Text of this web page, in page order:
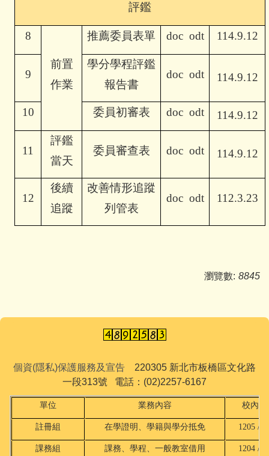
評鑑
8
前置
作業
推薦委員表單 doc odt 114.9.12
9
學分學程評鑑
報告書
doc odt 114.9.12
10 委員初審表 doc odt 114.9.12
11
評鑑
當天
委員審查表 doc odt 114.9.12
12
後續
追蹤
改善情形追蹤
列管表
doc odt 112.3.23
瀏覽數: 8845
個資(隱私)保護服務及宣告 220305 新北市板橋區文化路
一段313號 電話：(02)2257-6167
單位 業務內容 校內
註冊組 在學證明、學籍與學分抵免 1205 /
課務組 課務、學程、一般教室借用 1204 /